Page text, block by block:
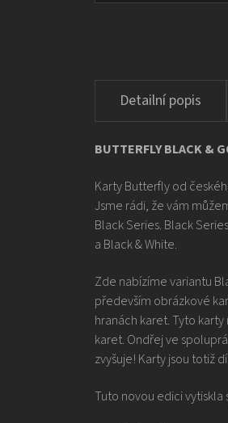
BUTTERFLY BLACK &
Karty Butterfly od
Jsme rádi, že vám
Black Series. Black
a Black & White.
Zde nabízíme variantu
především obrázkové
hranách karet. Tyto
karet. Ondřej ve
zvyšuje! Karty jsou totiž
Tuto novou edici vytiskla